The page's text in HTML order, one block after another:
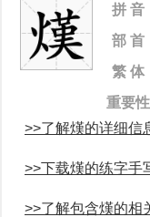
拼 音
部 首
繁 体
重要性
>>了解熯的详细信
>>下载熯的练字手
>>了解包含熯的相